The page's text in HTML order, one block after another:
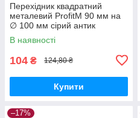
Перехідник квадратний
металевий ProfitM 90 мм на
∅ 100 мм сірий антик
В наявності
104 ₴ 124,80 ₴
Купити
–17%